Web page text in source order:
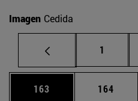
Imagen Cedida
Página
1
Página
163 Página
164